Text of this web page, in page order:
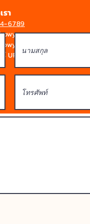
า
6789
ร์ UPVC / SPVC